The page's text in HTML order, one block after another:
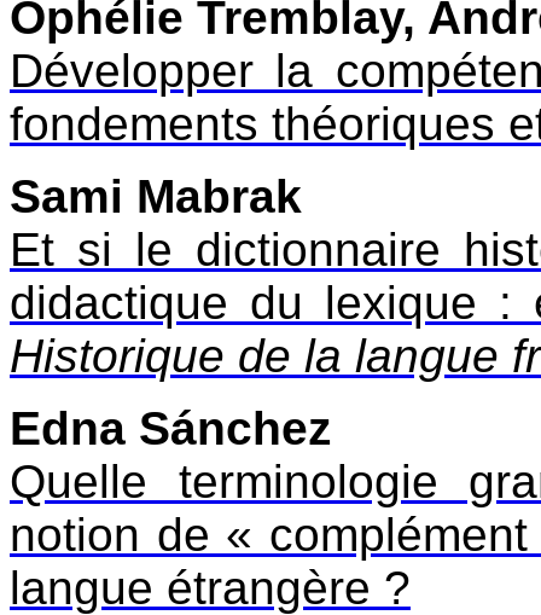
Ophélie Tremblay,
Développer la
fondements théoriques
Sami Mabrak
Et si le dictionnaire
didactique du lexique
Historique de la langue
Edna Sánchez
Quelle terminologie
notion de «
langue étrangère ?